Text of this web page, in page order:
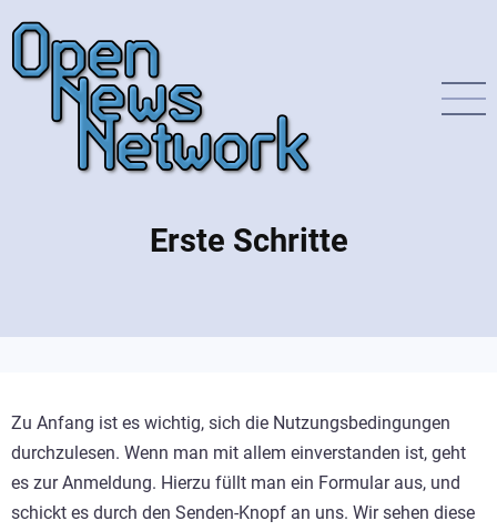
Inhalt
Erste Schritte
Zu Anfang ist es wichtig, sich die Nutzungsbedingungen
durchzulesen. Wenn man mit allem einverstanden ist, geht
es zur Anmeldung. Hierzu füllt man ein Formular aus, und
schickt es durch den Senden-Knopf an uns. Wir sehen diese